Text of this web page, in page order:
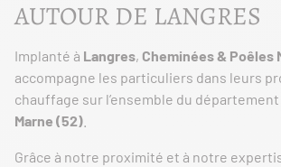
AUTOUR DE LANGRES
Implanté à Langres, Cheminées & Poêles
accompagne les particuliers dans leurs
chauffage sur l’ensemble du département
Marne (52)
Grâce à notre proximité et à notre